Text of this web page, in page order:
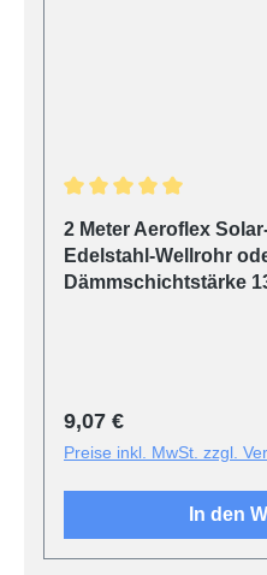
2 Meter Aeroflex
Edelstahl-Wellrohr
Dämmschichtstärke
Regulärer Preis:
9,07 €
Preise inkl. MwSt. zzgl.
In den